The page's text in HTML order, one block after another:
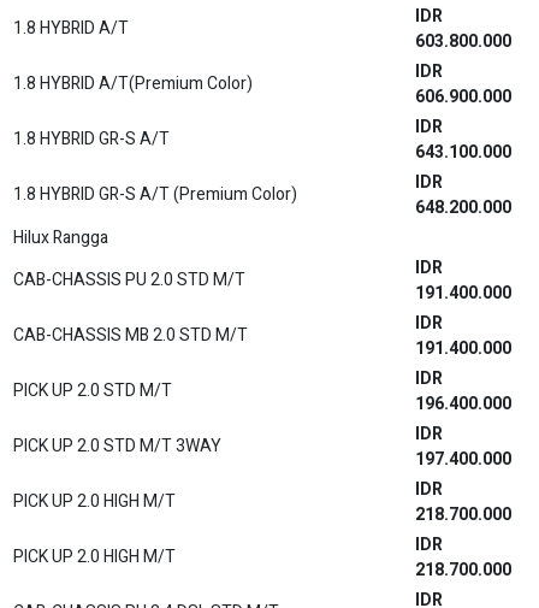
1.8 HYBRID A/T
IDR
603.800.000
1.8 HYBRID A/T(Premium Color)
IDR
606.900.000
1.8 HYBRID GR-S A/T
IDR
643.100.000
1.8 HYBRID GR-S A/T (Premium Color)
IDR
648.200.000
Hilux Rangga
CAB-CHASSIS PU 2.0 STD M/T
IDR
191.400.000
CAB-CHASSIS MB 2.0 STD M/T
IDR
191.400.000
PICK UP 2.0 STD M/T
IDR
196.400.000
PICK UP 2.0 STD M/T 3WAY
IDR
197.400.000
PICK UP 2.0 HIGH M/T
IDR
218.700.000
PICK UP 2.0 HIGH M/T
IDR
218.700.000
IDR